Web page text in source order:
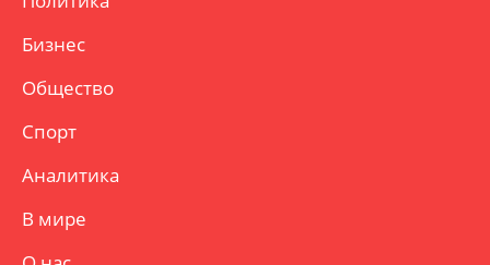
Бизнес
Общество
Спорт
Аналитика
В мире